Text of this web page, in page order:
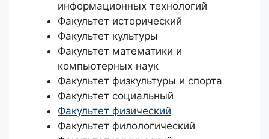
информационных технологий
Факультет исторический
Факультет культуры
Факультет математики и
компьютерных наук
Факультет физкультуры и спорта
Факультет социальный
Факультет физический
Факультет филологический